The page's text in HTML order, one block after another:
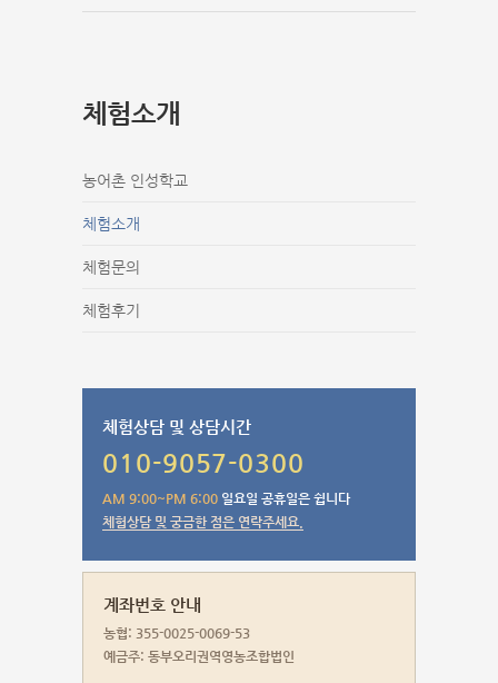
체험소개
농어촌 인성학교
체험소개
체험문의
체험후기
체험상담 및 상담시간
010-9057-0300
AM 9:00~PM 6:00 일요일 공휴일은 쉽니다
체험상담 및 궁금한 점은 연락주세요.
계좌번호 안내
농협: 355-0025-0069-53
예금주: 동부오리권역영농조합법인